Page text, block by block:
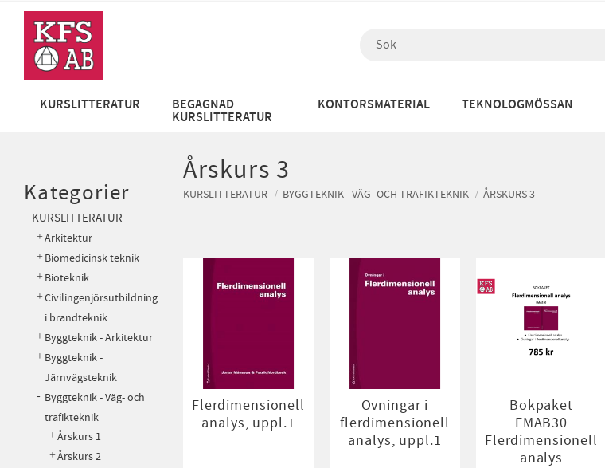
KURSLITTERATUR BEGAGNAD
KURSLITTERATUR
KONTORSMATERIAL TEKNOLOGMÖSSAN
Årskurs 3
KURSLITTERATUR BYGGTEKNIK - VÄG- OCH TRAFIKTEKNIK ÅRSKURS 3
Flerdimensionell
analys, uppl.1
Övningar i
flerdimensionell
analys, uppl.1
Bokpaket
FMAB30
Flerdimensionell
analys
Kategorier
KURSLITTERATUR
Arkitektur
Biomedicinsk teknik
Bioteknik
Civilingenjörsutbildning
i brandteknik
Byggteknik - Arkitektur
Byggteknik -
Järnvägsteknik
Byggteknik - Väg- och
trafikteknik
Årskurs 1
Årskurs 2